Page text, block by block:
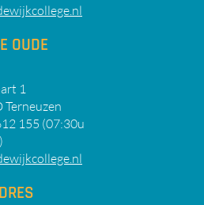
OUDE
1
Terneuzen
155 (07:30u